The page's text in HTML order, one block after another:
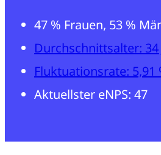
47 % Frauen, 53 %
Durchschnittsalter: 34
Fluktuationsrate: 5,91
Aktuellster eNPS: 47